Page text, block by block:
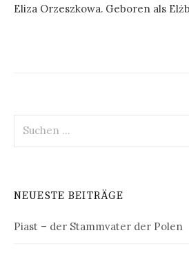
Eliza Orzeszkowa. Geboren als
nach:
NEUESTE BEITRÄGE
Piast – der Stammvater der Polen